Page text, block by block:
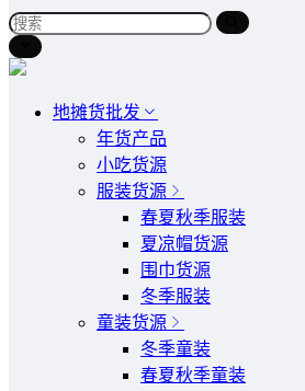
地摊货批发
年货产品
小吃货源
服装货源
春夏秋季服装
夏凉帽货源
围巾货源
冬季服装
童装货源
冬季童装
春夏秋季童装